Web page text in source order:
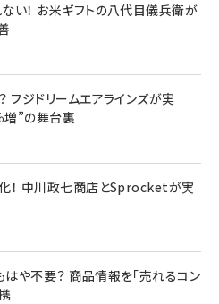
い！ お米ギフトの八代目儀兵衛が
フジドリームエアラインズが実
増”の舞台裏
！ 中川政七商店とSprocketが実
や不要？ 商品情報を「売れるコン